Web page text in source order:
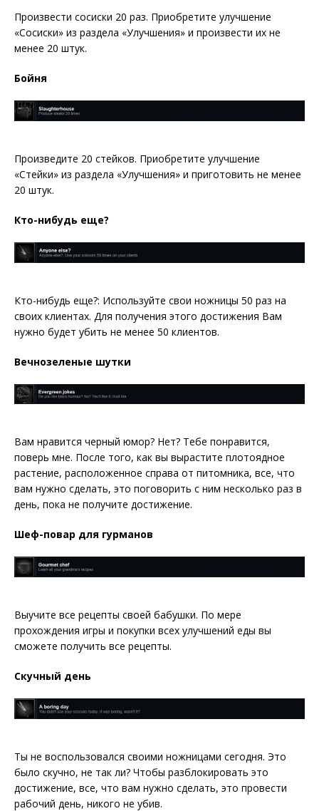
Произвести сосиски 20 раз. Приобретите улучшение
«Сосиски» из раздела «Улучшения» и произвести их не
менее 20 штук.
Бойня
Произведите 20 стейков. Приобретите улучшение
«Стейки» из раздела «Улучшения» и приготовить не менее
20 штук.
Кто-нибудь еще?
Кто-нибудь еще?: Используйте свои ножницы 50 раз на
своих клиентах. Для получения этого достижения Вам
нужно будет убить не менее 50 клиентов.
Вечнозеленые шутки
Вам нравится черный юмор? Нет? Тебе понравится,
поверь мне. После того, как вы вырастите плотоядное
растение, расположенное справа от питомника, все, что
вам нужно сделать, это поговорить с ним несколько раз в
день, пока не получите достижение.
Шеф-повар для гурманов
Выучите все рецепты своей бабушки. По мере
прохождения игры и покупки всех улучшений еды вы
сможете получить все рецепты.
Скучный день
Ты не воспользовался своими ножницами сегодня. Это
было скучно, не так ли? Чтобы разблокировать это
достижение, все, что вам нужно сделать, это провести
рабочий день, никого не убив.